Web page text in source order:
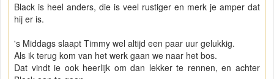
Black is heel anders, die is veel rustiger en merk je amper dat
hij er is.
's Middags slaapt Timmy wel altijd een paar uur gelukkig.
Als ik terug kom van het werk gaan we naar het bos.
Dat vindt ie ook heerlijk om dan lekker te rennen, en achter